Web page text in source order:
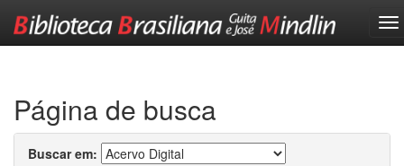
Página de busca
Buscar em: